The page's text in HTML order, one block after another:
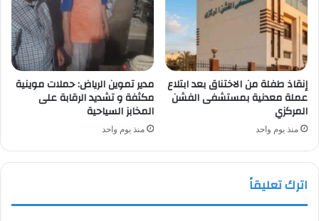
إنقاذ طفلة من الاختناق بعد ابتلاع
عملة معدنية بمستشفى الفشن
المركزي
منذ يوم واحد
مدير تموين الرياض: حملات موينية
مكثفة و تشديد الرقابة على
المخابز السياحية
منذ يوم واحد
اترك تعليقاً